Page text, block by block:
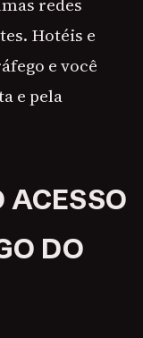
redes
Hotéis e
e você
e pela
ACESSO
DO